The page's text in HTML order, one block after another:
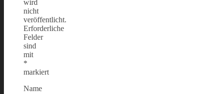
wird
nicht
veröffentlicht.
Erforderliche
Felder
sind
mit
*
markiert
Name